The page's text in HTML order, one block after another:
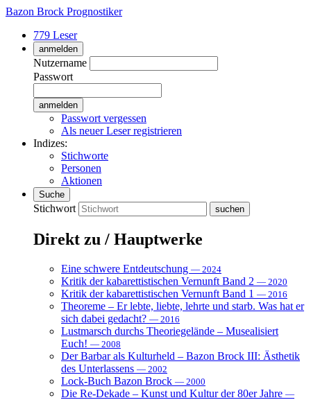
Bazon Brock Prognostiker
779 Leser
anmelden
Nutzername
Passwort
Passwort vergessen
Als neuer Leser registrieren
Indizes:
Stichworte
Personen
Aktionen
Suche
Stichwort
Direkt zu / Hauptwerke
Eine schwere Entdeutschung — 2024
Kritik der kabarettistischen Vernunft Band 2 — 2020
Kritik der kabarettistischen Vernunft Band 1 — 2016
Theoreme – Er lebte, liebte, lehrte und starb. Was hat er
sich dabei gedacht? — 2016
Lustmarsch durchs Theoriegelände – Musealisiert
Euch! — 2008
Der Barbar als Kulturheld – Bazon Brock III: Ästhetik
des Unterlassens — 2002
Lock-Buch Bazon Brock — 2000
Die Re-Dekade – Kunst und Kultur der 80er Jahre —